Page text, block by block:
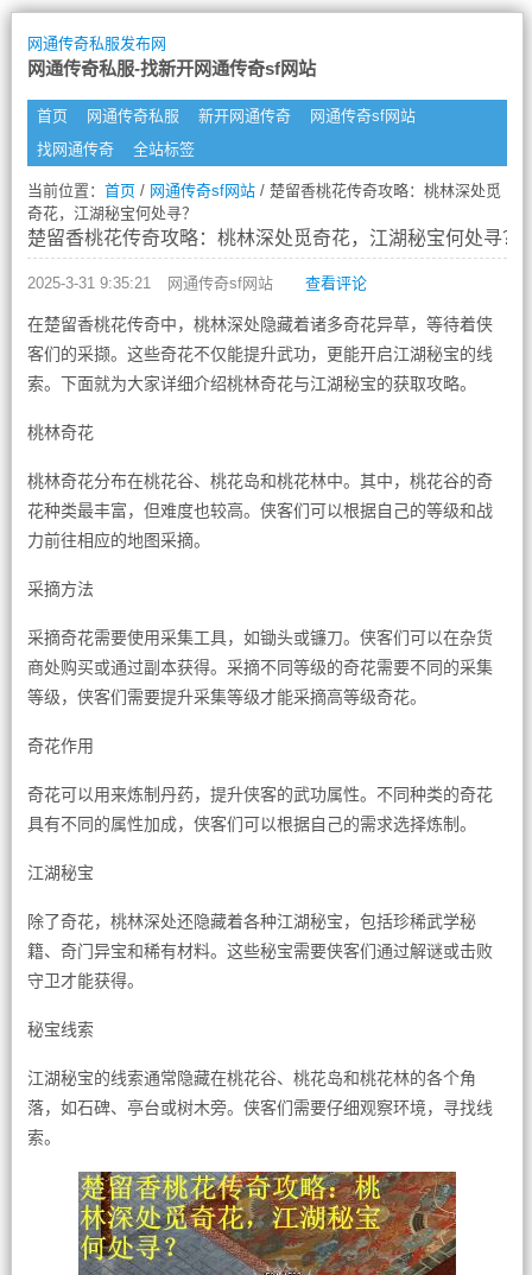
网通传奇私服发布网
网通传奇私服-找新开网通传奇sf网站
首页 网通传奇私服 新开网通传奇
网通传奇sf网站
找网通传奇
全站标签
当前位置： 首页/ 网通传奇sf网站/ 楚留香桃花传奇攻略：桃林深处觅
奇花，江湖秘宝何处寻？
楚留香桃花传奇攻略：桃林深处觅奇花，江湖秘宝何处寻？
2025-3-31 9:35:21 网通传奇sf网站 查看评论
在楚留香桃花传奇中，桃林深处隐藏着诸多奇花异草，等待着侠
客们的采撷。这些奇花不仅能提升武功，更能开启江湖秘宝的线
索。下面就为大家详细介绍桃林奇花与江湖秘宝的获取攻略。
桃林奇花
桃林奇花分布在桃花谷、桃花岛和桃花林中。其中，桃花谷的奇
花种类最丰富，但难度也较高。侠客们可以根据自己的等级和战
力前往相应的地图采摘。
采摘方法
采摘奇花需要使用采集工具，如锄头或镰刀。侠客们可以在杂货
商处购买或通过副本获得。采摘不同等级的奇花需要不同的采集
等级，侠客们需要提升采集等级才能采摘高等级奇花。
奇花作用
奇花可以用来炼制丹药，提升侠客的武功属性。不同种类的奇花
具有不同的属性加成，侠客们可以根据自己的需求选择炼制。
江湖秘宝
除了奇花，桃林深处还隐藏着各种江湖秘宝，包括珍稀武学秘
籍、奇门异宝和稀有材料。这些秘宝需要侠客们通过解谜或击败
守卫才能获得。
秘宝线索
江湖秘宝的线索通常隐藏在桃花谷、桃花岛和桃花林的各个角
落，如石碑、亭台或树木旁。侠客们需要仔细观察环境，寻找线
索。